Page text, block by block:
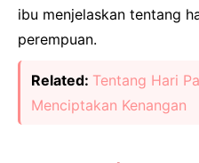
ibu menjelaskan tentang
perempuan.
Related: Tentang Hari
Menciptakan Kenangan